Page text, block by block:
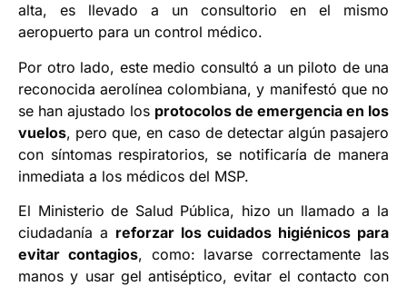
alta, es llevado a un consultorio en el mismo
aeropuerto para un control médico.
Por otro lado, este medio consultó a un piloto de una
reconocida aerolínea colombiana, y manifestó que no
se han ajustado los protocolos de emergencia en los
vuelos, pero que, en caso de detectar algún pasajero
con síntomas respiratorios, se notificaría de manera
inmediata a los médicos del MSP.
El Ministerio de Salud Pública, hizo un llamado a la
ciudadanía a reforzar los cuidados higiénicos para
evitar contagios, como: lavarse correctamente las
manos y usar gel antiséptico, evitar el contacto con